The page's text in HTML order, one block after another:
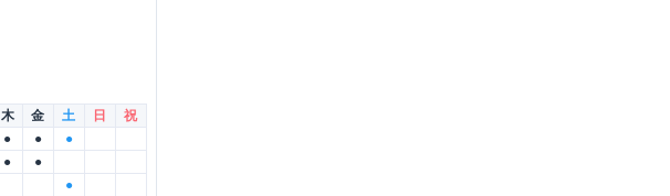
木 金 土 日
祝
● ●
●
●
●
●